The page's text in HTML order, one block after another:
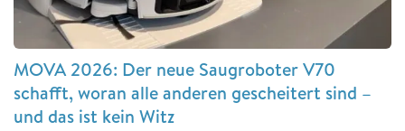
MOVA 2026: Der neue Saugroboter V70
schafft, woran alle anderen gescheitert sind –
und das ist kein Witz